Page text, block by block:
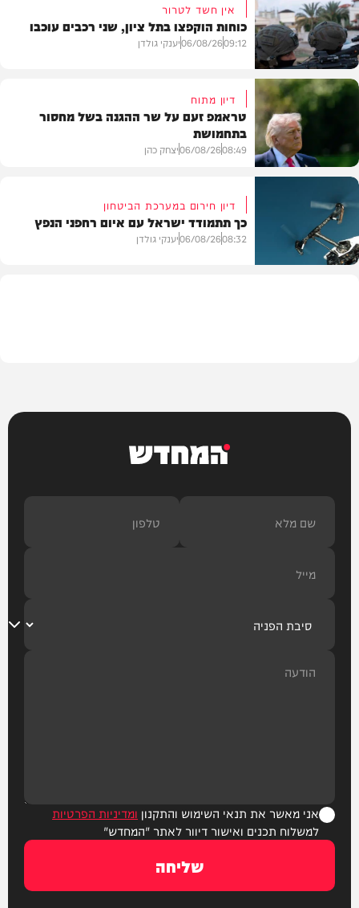
חדשות
אין חשד לטרור
כוחות הוקפצו בתל ציון, שני רכבים עוכבו
09:12
06/08/26יענקי גולדן
חדשות
דיון מתוח
טראמפ זעם על שר ההגנה בשל מחסור
בתחמושת
08:49
06/08/26יצחק כהן
דיון חירום במערכת הביטחון
כך תתמודד ישראל עם איום רחפני הנפץ
08:32
06/08/26יענקי גולדן
המחדש
אני מאשר את תנאי השימוש והתקנון ומדיניות הפרטיות
למשלוח תכנים ואישור דיוור לאתר "המחדש"
שליחה